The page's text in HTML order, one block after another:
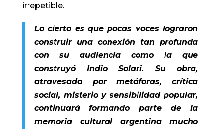
irrepetible.
Lo cierto es que pocas voces lograron
construir una conexión tan profunda
con su audiencia como la que
construyó Indio Solari. Su obra,
atravesada por metáforas, crítica
social, misterio y sensibilidad popular,
continuará formando parte de la
memoria cultural argentina mucho